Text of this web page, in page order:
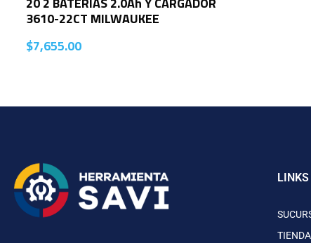
3610-22CT MILWAUKEE
$7,655.00
LINKS
TIENDA